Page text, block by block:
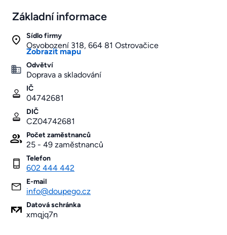
Základní informace
Sídlo firmy
Osvobození 318, 664 81 Ostrovačice
Zobrazit mapu
Odvětví
Doprava a skladování
IČ
04742681
DIČ
CZ04742681
Počet zaměstnanců
25 - 49 zaměstnanců
Telefon
602 444 442
E-mail
info@doupego.cz
Datová schránka
xmqjq7n